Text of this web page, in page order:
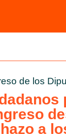
de los
a